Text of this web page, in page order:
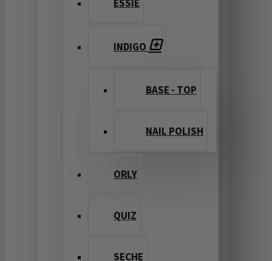
ESSIE
INDIGO
BASE - TOP
NAIL POLISH
ORLY
QUIZ
SECHE